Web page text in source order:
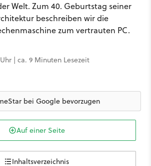
Welt. Zum 40. Geburtstag seiner
beschreiben wir die
zum vertrauten PC.
| ca. 9 Minuten Lesezeit
bei Google bevorzugen
Auf einer Seite
Inhaltsverzeichnis